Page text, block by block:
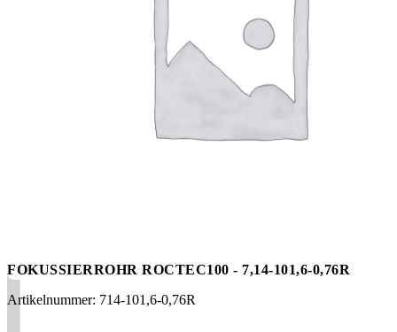
FOKUSSIERROHR ROCTEC100 - 7,14-101,6-0,76R
Artikelnummer: 714-101,6-0,76R